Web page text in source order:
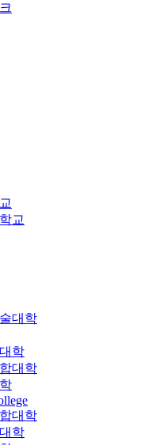
교
대학
학
대학
대학
학